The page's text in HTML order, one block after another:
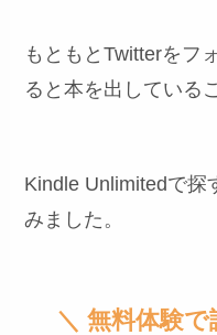
もともとTwitterをフ
ると本を出している
Kindle Unlimitedで探
みました。
＼ 無料体験